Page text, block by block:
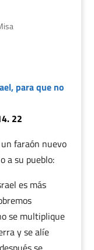
para que no
22
faraón nuevo
a su pueblo:
es más
se multiplique
y se alíe